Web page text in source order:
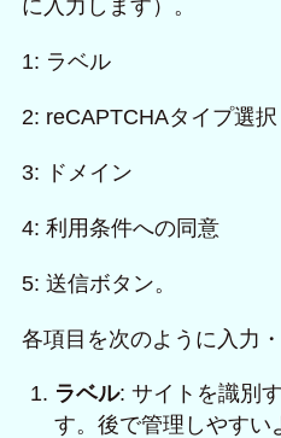
に入力します）。
1: ラベル
2: reCAPTCHAタイプ選択
3: ドメイン
4: 利用条件への同意
5: 送信ボタン。
各項目を次のように入力
ラベル: サイトを識別
す。後で管理しやすい